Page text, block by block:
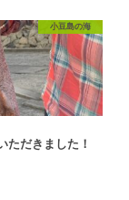
小豆島の海
ただきました！